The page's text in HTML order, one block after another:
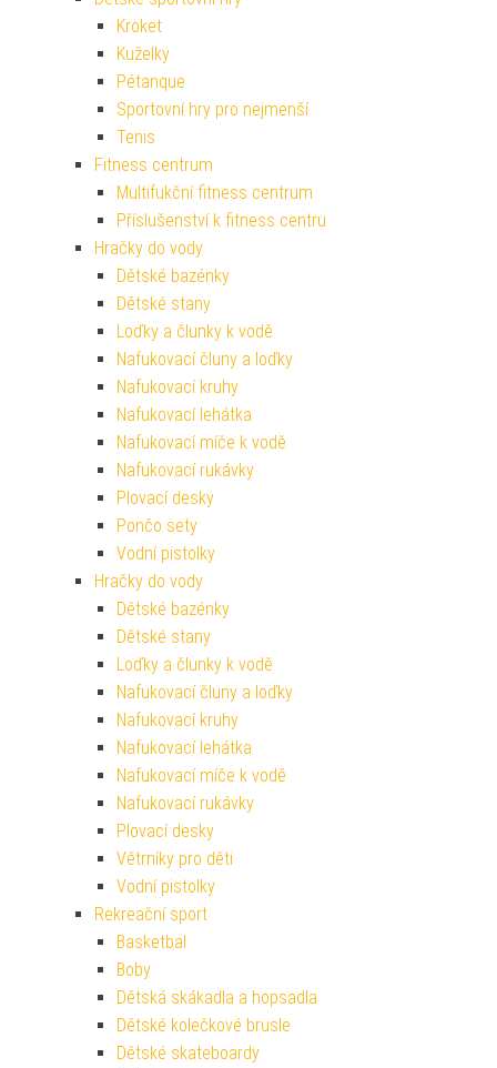
Kroket
Kuželky
Pétanque
Sportovní hry pro nejmenší
Tenis
Fitness centrum
Multifukční fitness centrum
Příslušenství k fitness centru
Hračky do vody
Dětské bazénky
Dětské stany
Loďky a člunky k vodě
Nafukovací čluny a loďky
Nafukovací kruhy
Nafukovací lehátka
Nafukovací míče k vodě
Nafukovací rukávky
Plovací desky
Pončo sety
Vodní pistolky
Hračky do vody
Dětské bazénky
Dětské stany
Loďky a člunky k vodě
Nafukovací čluny a loďky
Nafukovací kruhy
Nafukovací lehátka
Nafukovací míče k vodě
Nafukovací rukávky
Plovací desky
Větrníky pro děti
Vodní pistolky
Rekreační sport
Basketbal
Boby
Dětská skákadla a hopsadla
Dětské kolečkové brusle
Dětské skateboardy